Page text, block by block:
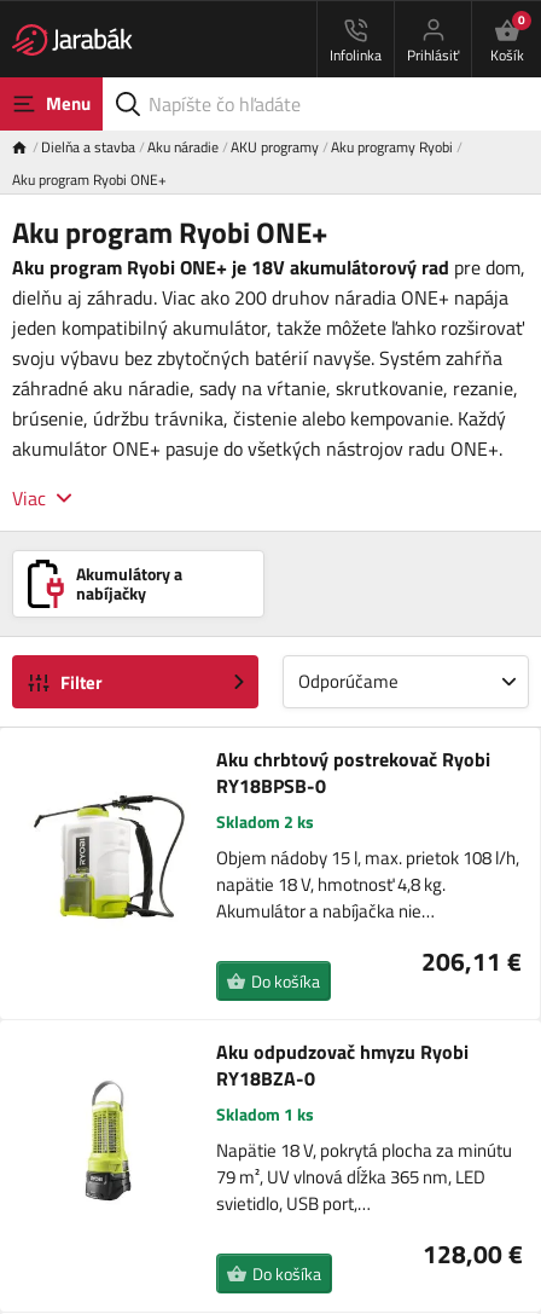
Infolinka Prihlásiť
0
Košík
Menu
Dielňa a stavba Aku náradie AKU programy Aku programy Ryobi
Aku program Ryobi ONE+
Aku program Ryobi ONE+
Aku program Ryobi ONE+ je 18V akumulátorový rad pre dom,
dielňu aj záhradu. Viac ako 200 druhov náradia ONE+ napája
jeden kompatibilný akumulátor, takže môžete ľahko rozširovať
svoju výbavu bez zbytočných batérií navyše. Systém zahŕňa
záhradné aku náradie, sady na vŕtanie, skrutkovanie, rezanie,
brúsenie, údržbu trávnika, čistenie alebo kempovanie. Každý
akumulátor ONE+ pasuje do všetkých nástrojov radu ONE+.
Viac
Akumulátory a
nabíjačky
Filter Odporúčame
Aku chrbtový postrekovač Ryobi
RY18BPSB-0
Skladom 2 ks
Objem nádoby 15 l, max. prietok 108 l/h,
napätie 18 V, hmotnosť 4,8 kg.
Akumulátor a nabíjačka nie…
206,11 €
Do košíka
Aku odpudzovač hmyzu Ryobi
RY18BZA-0
Skladom 1 ks
Napätie 18 V, pokrytá plocha za minútu
79 m², UV vlnová dĺžka 365 nm, LED
svietidlo, USB port,…
128,00 €
Do košíka